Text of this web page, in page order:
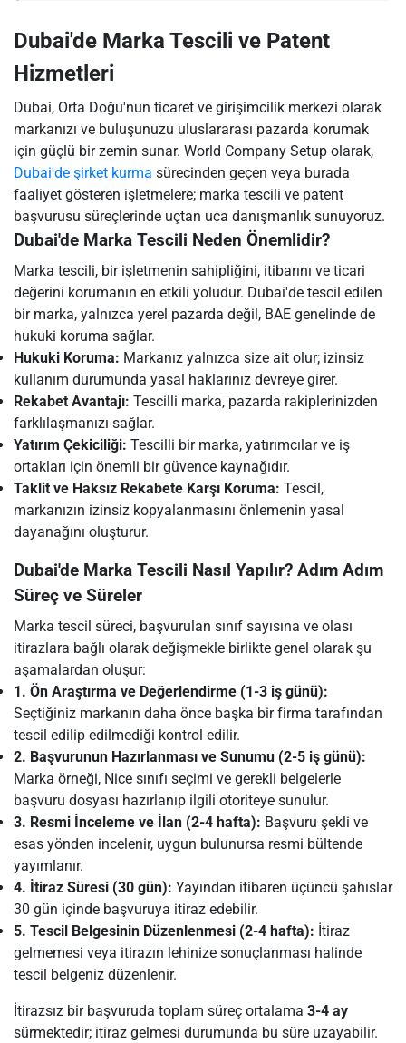
Dubai'de Marka Tescili ve Patent
Hizmetleri
Dubai, Orta Doğu'nun ticaret ve girişimcilik merkezi olarak
markanızı ve buluşunuzu uluslararası pazarda korumak
için güçlü bir zemin sunar. World Company Setup olarak,
Dubai'de şirket kurma sürecinden geçen veya burada
faaliyet gösteren işletmelere; marka tescili ve patent
başvurusu süreçlerinde uçtan uca danışmanlık sunuyoruz.
Dubai'de Marka Tescili Neden Önemlidir?
Marka tescili, bir işletmenin sahipliğini, itibarını ve ticari
değerini korumanın en etkili yoludur. Dubai'de tescil edilen
bir marka, yalnızca yerel pazarda değil, BAE genelinde de
hukuki koruma sağlar.
Hukuki Koruma: Markanız yalnızca size ait olur; izinsiz
kullanım durumunda yasal haklarınız devreye girer.
Rekabet Avantajı: Tescilli marka, pazarda rakiplerinizden
farklılaşmanızı sağlar.
Yatırım Çekiciliği: Tescilli bir marka, yatırımcılar ve iş
ortakları için önemli bir güvence kaynağıdır.
Taklit ve Haksız Rekabete Karşı Koruma: Tescil,
markanızın izinsiz kopyalanmasını önlemenin yasal
dayanağını oluşturur.
Dubai'de Marka Tescili Nasıl Yapılır? Adım Adım
Süreç ve Süreler
Marka tescil süreci, başvurulan sınıf sayısına ve olası
itirazlara bağlı olarak değişmekle birlikte genel olarak şu
aşamalardan oluşur:
1. Ön Araştırma ve Değerlendirme (1-3 iş günü):
Seçtiğiniz markanın daha önce başka bir firma tarafından
tescil edilip edilmediği kontrol edilir.
2. Başvurunun Hazırlanması ve Sunumu (2-5 iş günü):
Marka örneği, Nice sınıfı seçimi ve gerekli belgelerle
başvuru dosyası hazırlanıp ilgili otoriteye sunulur.
3. Resmi İnceleme ve İlan (2-4 hafta): Başvuru şekli ve
esas yönden incelenir, uygun bulunursa resmi bültende
yayımlanır.
4. İtiraz Süresi (30 gün): Yayından itibaren üçüncü şahıslar
30 gün içinde başvuruya itiraz edebilir.
5. Tescil Belgesinin Düzenlenmesi (2-4 hafta): İtiraz
gelmemesi veya itirazın lehinize sonuçlanması halinde
tescil belgeniz düzenlenir.
İtirazsız bir başvuruda toplam süreç ortalama 3-4 ay
sürmektedir; itiraz gelmesi durumunda bu süre uzayabilir.